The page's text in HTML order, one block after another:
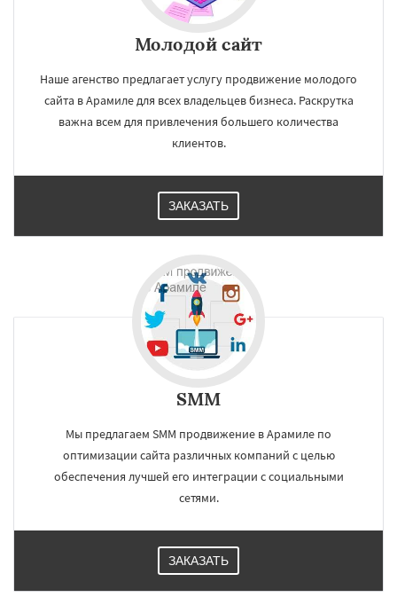
Молодой сайт
Наше агенство предлагает услугу продвижение молодого
сайта в Арамиле для всех владельцев бизнеса. Раскрутка
важна всем для привлечения большего количества
клиентов.
ЗАКАЗАТЬ
SMM
Мы предлагаем SMM продвижение в Арамиле по
оптимизации сайта различных компаний с целью
обеспечения лучшей его интеграции с социальными
сетями.
ЗАКАЗАТЬ